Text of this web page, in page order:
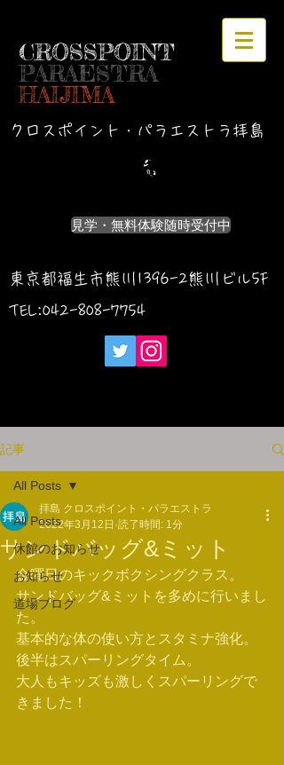
CROSSPOINT
PARAESTRA
HAIJIMA
クロスポイント・パラエストラ拝島
見学・無料体験随時受付中
東京都福生市熊川1396-2熊川ビル5F
TEL:042-808-7754
記事
All Posts
休館のお知らせ
お知らせ
道場ブログ
All Posts
サンドバッグ&ミット
拝島 クロスポイント・パラエストラ
2022年3月12日 読了時間: 1分
金曜日のキックボクシングクラス。
サンドバッグ&ミットを多めに行いまし
た。
基本的な体の使い方とスタミナ強化。
後半はスパーリングタイム。
大人もキッズも激しくスパーリングで
きました！